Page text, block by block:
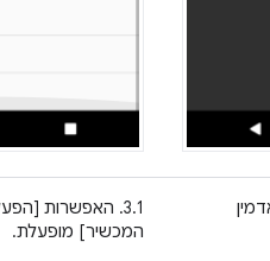
3.1. האפשרות
המכשיר] מופעלת.